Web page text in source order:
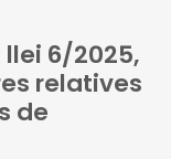
6/2025,
relatives
de